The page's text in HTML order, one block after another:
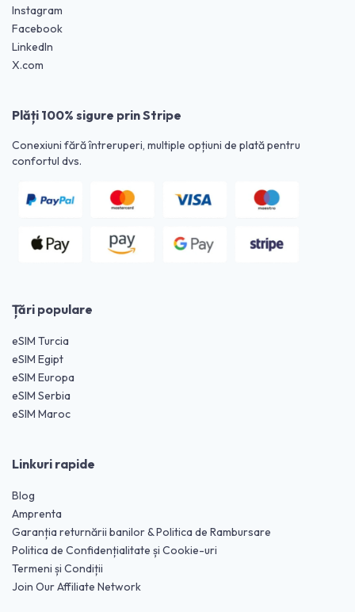
Instagram
Facebook
LinkedIn
X.com
Plăți 100% sigure prin Stripe
Conexiuni fără întreruperi, multiple opțiuni de plată pentru
confortul dvs.
Țări populare
eSIM Turcia
eSIM Egipt
eSIM Europa
eSIM Serbia
eSIM Maroc
Linkuri rapide
Blog
Amprenta
Garanția returnării banilor & Politica de Rambursare
Politica de Confidențialitate și Cookie-uri
Termeni și Condiții
Join Our Affiliate Network